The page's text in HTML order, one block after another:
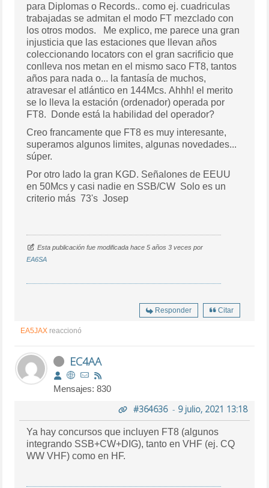
para Diplomas o Records.. como ej. cuadriculas
trabajadas se admitan el modo FT mezclado con
los otros modos. Me explico, me parece una gran
injusticia que las estaciones que llevan años
coleccionando locators con el gran sacrificio que
conlleva nos metan en el mismo saco FT8, tantos
años para nada o... la fantasía de muchos,
atravesar el atlántico en 144Mcs. Ahhh! el merito
se lo lleva la estación (ordenador) operada por
FT8. Donde está la habilidad del operador?
Creo francamente que FT8 es muy interesante,
superamos algunos limites, algunas novedades...
súper.
Por otro lado la gran KGD. Señalones de EEUU
en 50Mcs y casi nadie en SSB/CW Solo es un
criterio más 73's Josep
Esta publicación fue modificada hace 5 años 3 veces por
EA6SA
Responder Citar
EA5JAX reaccionó
EC4AA
Mensajes: 830
#364636- 9 julio, 2021 13:18
Ya hay concursos que incluyen FT8 (algunos
integrando SSB+CW+DIG), tanto en VHF (ej. CQ
WW VHF) como en HF.